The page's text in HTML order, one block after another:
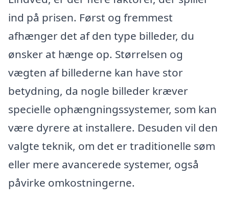
ind på prisen. Først og fremmest
afhænger det af den type billeder, du
ønsker at hænge op. Størrelsen og
vægten af billederne kan have stor
betydning, da nogle billeder kræver
specielle ophængningssystemer, som kan
være dyrere at installere. Desuden vil den
valgte teknik, om det er traditionelle søm
eller mere avancerede systemer, også
påvirke omkostningerne.